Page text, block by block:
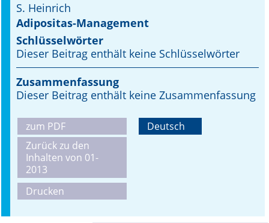
Aktuelle Ausgabe
Leitlinien
Archiv
Supplements
Online First
A&I English
Mediadaten
Autoren-Service
S. Heinrich
Adipositas-Management
Schlüsselwörter
Dieser Beitrag enthält keine Schlüsselwörter
Zusammenfassung
Dieser Beitrag enthält keine Zusammenfassung
zum PDF
Zurück zu den
Inhalten von 01-
2013
Drucken
Deutsch